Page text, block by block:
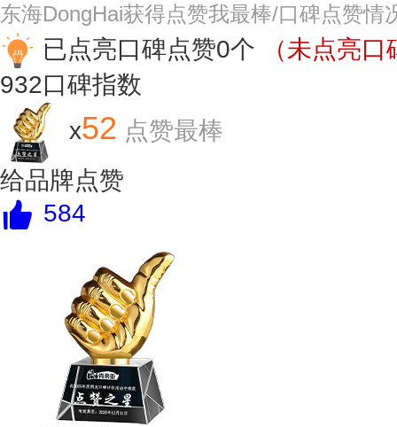
东海DongHai获得点赞我最棒/口碑点赞情
已点亮口碑点赞0个
（未点亮
932口碑指数
x52 点赞最棒
给品牌点赞
584